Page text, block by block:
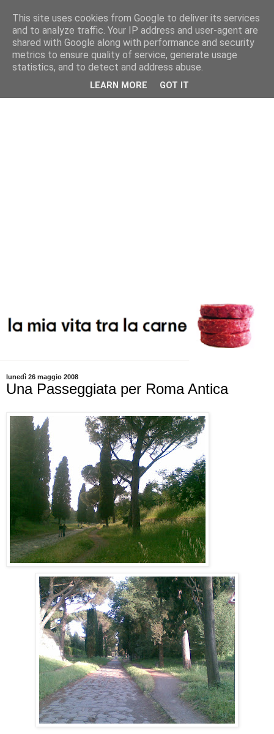
lunedì 26 maggio 2008
Una Passeggiata per Roma Antica
This site uses cookies from Google to deliver its services
and to analyze traffic. Your IP address and user-agent are
shared with Google along with performance and security
metrics to ensure quality of service, generate usage
statistics, and to detect and address abuse.
LEARN MORE GOT IT